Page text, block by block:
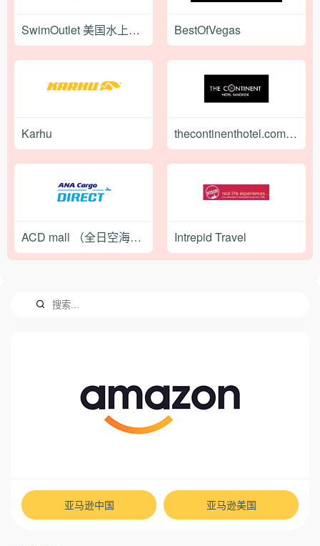
SwimOutlet 美国水上运动服饰品牌网站 BestOfVegas
Karhu thecontinenthotel.com(曼谷欧陆)
ACD mall （全日空海淘） Intrepid Travel
亚马逊中国 亚马逊美国